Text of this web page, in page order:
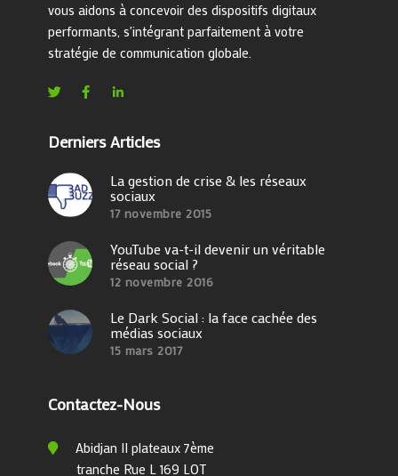
vous aidons à concevoir des dispositifs digitaux
performants, s'intégrant parfaitement à votre
stratégie de communication globale.
Derniers Articles
La gestion de crise & les réseaux
sociaux
17 novembre 2015
YouTube va-t-il devenir un véritable
réseau social ?
12 novembre 2016
Le Dark Social : la face cachée des
médias sociaux
15 mars 2017
Contactez-Nous
Abidjan II plateaux 7ème
tranche Rue L 169 LOT